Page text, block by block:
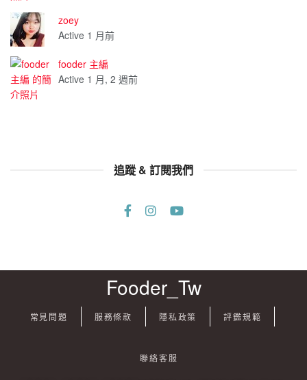
zoey
Active 1 月前
fooder 主編
Active 1 月, 2 週前
追蹤 & 訂閱我們
Fooder_Tw
常見問題 服務條款 隱私政策 評鑑規範
聯絡客服